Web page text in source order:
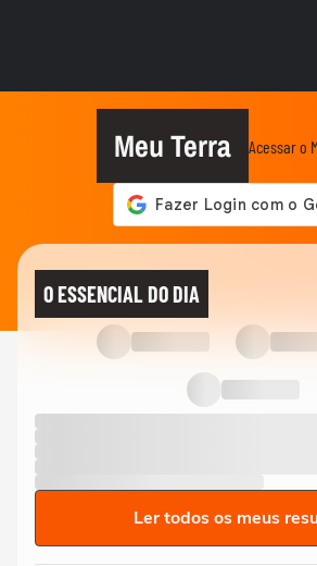
André Mantovanni
e revela as previsões
André Mantovanni
semana para cada
ANDRÉ MANTOVANNI
André Mantovanni
Semana no Terra
Meu Terra Acessar o
O ESSENCIAL DO DIA
Ler todos os meus